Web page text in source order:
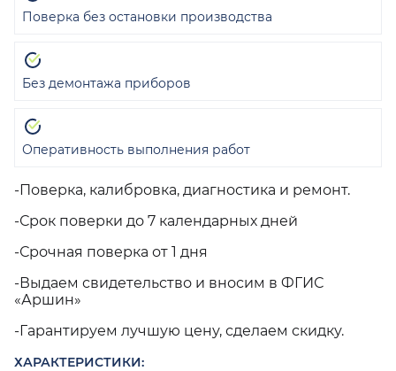
-Поверка, калибровка, диагностика и ремонт.
-Срок поверки до 7 календарных дней
-Срочная поверка от 1 дня
-Выдаем свидетельство и вносим в ФГИС
«Аршин»
-Гарантируем лучшую цену, сделаем скидку.
ХАРАКТЕРИСТИКИ:
Поверка без остановки производства
Без демонтажа приборов
Оперативность выполнения работ